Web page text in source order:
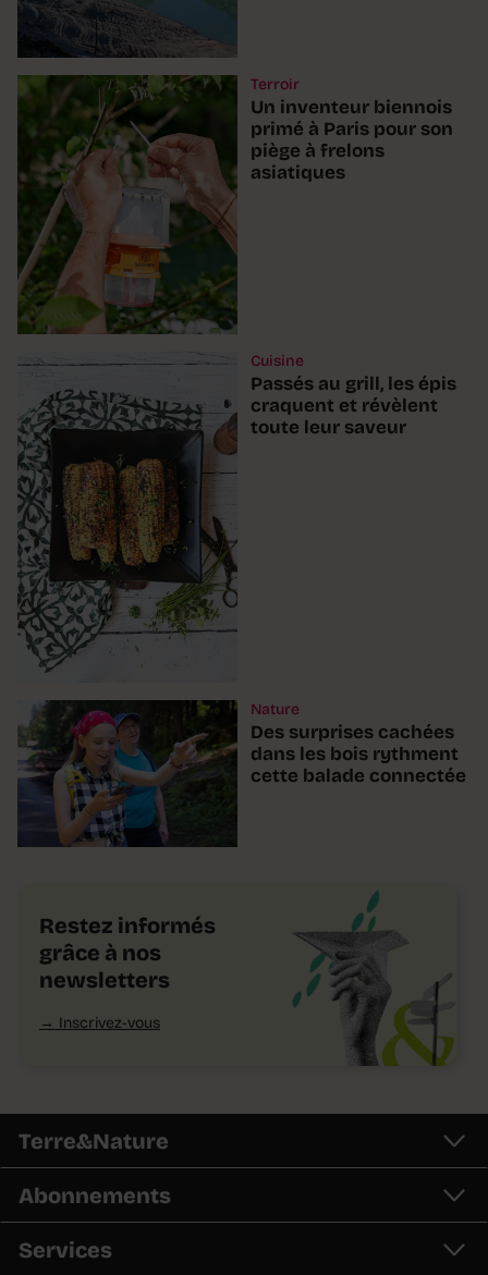
Terroir
Un inventeur biennois
primé à Paris pour son
piège à frelons
asiatiques
Cuisine
Passés au grill, les épis
craquent et révèlent
toute leur saveur
Nature
Des surprises cachées
dans les bois rythment
cette balade connectée
Restez informés
grâce à nos
newsletters
Inscrivez-vous
Terre&Nature
Abonnements
Services